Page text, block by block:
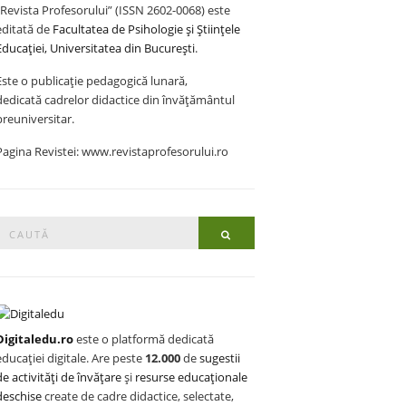
Profesorului” (ISSN 2602-0068) este
de Facultatea de Psihologie și Științele
Universitatea din București.
o publicație pedagogică lunară,
cadrelor didactice din învățământul
Revistei: www.revistaprofesorului.ro
este o platformă dedicată
digitale. Are peste 12.000desugestii
activități de învățareși resurse educaționale
create de cadre didactice, selectate,